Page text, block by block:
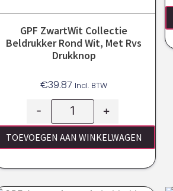
GPF ZwartWit Collectie
Beldrukker Rond Wit, Met Rvs
Drukknop
€39.87 Incl. BTW
- +
TOEVOEGEN AAN WINKELWAGEN